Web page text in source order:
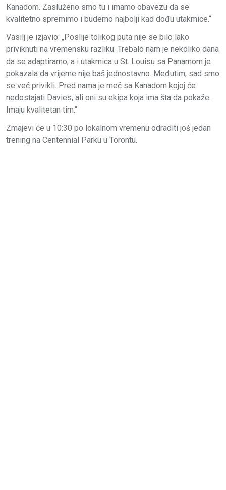
Kanadom. Zasluženo smo tu i imamo obavezu da se
kvalitetno spremimo i budemo najbolji kad dođu utakmice.“
Vasilj je izjavio: „Poslije tolikog puta nije se bilo lako
priviknuti na vremensku razliku. Trebalo nam je nekoliko dana
da se adaptiramo, a i utakmica u St. Louisu sa Panamom je
pokazala da vrijeme nije baš jednostavno. Međutim, sad smo
se već privikli. Pred nama je meč sa Kanadom kojoj će
nedostajati Davies, ali oni su ekipa koja ima šta da pokaže.
Imaju kvalitetan tim.“
Zmajevi će u 10:30 po lokalnom vremenu odraditi još jedan
trening na Centennial Parku u Torontu.